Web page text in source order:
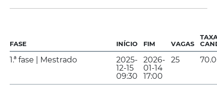
FASE INÍCIO FIM VAGAS
1.ª fase | Mestrado
2025-
12-15
09:30
2026-
01-14
17:00
25